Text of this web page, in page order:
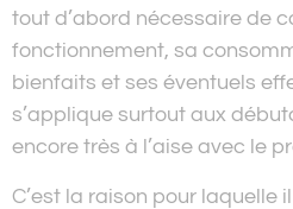
tout d’abord nécessaire de
fonctionnement, sa
bienfaits et ses éventuels
s’applique surtout aux
encore très à l’aise avec le
C’est la raison pour laquelle